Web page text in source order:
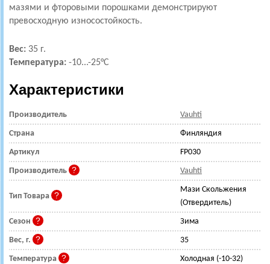
мазями и фторовыми порошками демонстрируют
превосходную износостойкость.
Вес: 35 г.
Температура: -10...-25°С
Характеристики
Производитель Vauhti
Страна Финляндия
Артикул FP030
Производитель Vauhti
Тип Товара
Мази Скольжения
(Отвердитель)
Сезон Зима
Вес, г. 35
Температура Холодная (-10-32)